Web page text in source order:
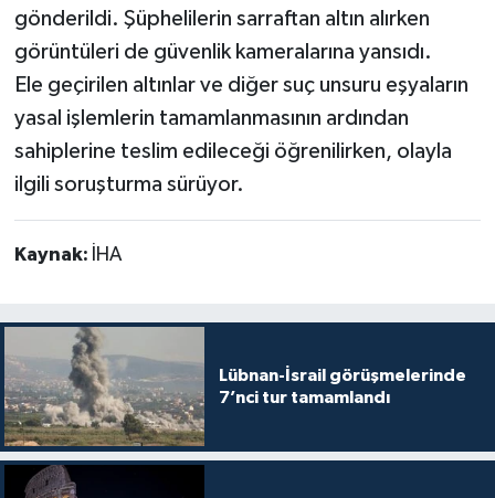
gönderildi. Şüphelilerin sarraftan altın alırken
görüntüleri de güvenlik kameralarına yansıdı.
Ele geçirilen altınlar ve diğer suç unsuru eşyaların
yasal işlemlerin tamamlanmasının ardından
sahiplerine teslim edileceği öğrenilirken, olayla
ilgili soruşturma sürüyor.
Kaynak: İHA
Lübnan-İsrail görüşmelerinde
7’nci tur tamamlandı